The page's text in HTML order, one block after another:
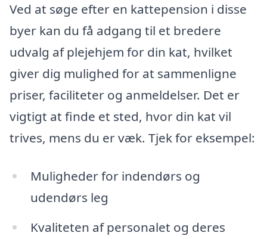
Ved at søge efter en kattepension i disse
byer kan du få adgang til et bredere
udvalg af plejehjem for din kat, hvilket
giver dig mulighed for at sammenligne
priser, faciliteter og anmeldelser. Det er
vigtigt at finde et sted, hvor din kat vil
trives, mens du er væk. Tjek for eksempel:
Muligheder for indendørs og
udendørs leg
Kvaliteten af personalet og deres